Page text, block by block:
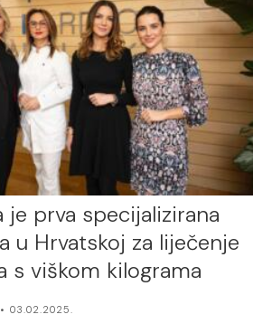
je prva specijalizirana
u Hrvatskoj za liječenje
s viškom kilograma
03.02.2025.